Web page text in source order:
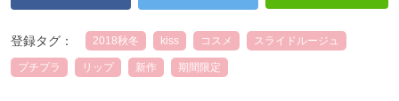
登録タグ： 2018秋冬 kiss コスメ スライドルージュ
プチプラ リップ 新作 期間限定